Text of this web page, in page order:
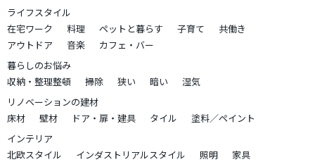
ライフスタイル
在宅ワーク
料理 ペットと暮らす 子育て
共働き
アウトドア
音楽
カフェ・バー
暮らしのお悩み
収納・整理整頓
掃除 狭い 暗い
湿気
リノベーションの建材
床材
壁材 ドア・扉・建具 タイル
塗料／ペイント
インテリア
北欧スタイル
インダストリアルスタイル 照明
家具